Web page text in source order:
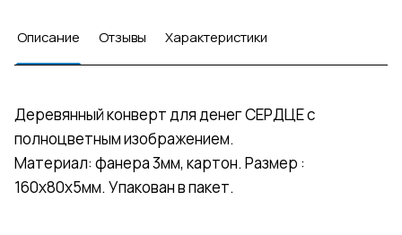
Описание Отзывы Характеристики
Деревянный конверт для денег СЕРДЦЕ с
полноцветным изображением.
Материал: фанера 3мм, картон. Размер :
160х80х5мм. Упакован в пакет.